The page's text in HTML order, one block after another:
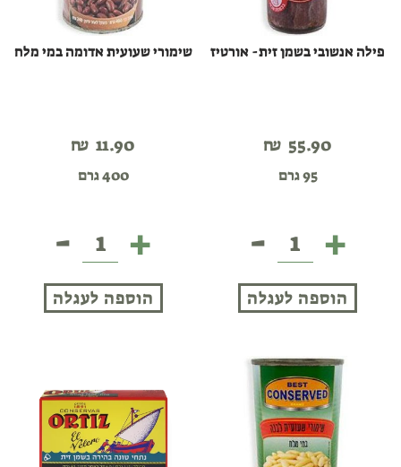
פילה אנשובי בשמן זית- אורטיז
₪ 55.90
95 גרם
+
פילה
אנשובי
זית-
אורטיז
-
הוספה לעגלה
שימורי שעועית אדומה במי מלח
₪ 11.90
400 גרם
+
שימורי
שעועית
במי
מלח
-
הוספה לעגלה